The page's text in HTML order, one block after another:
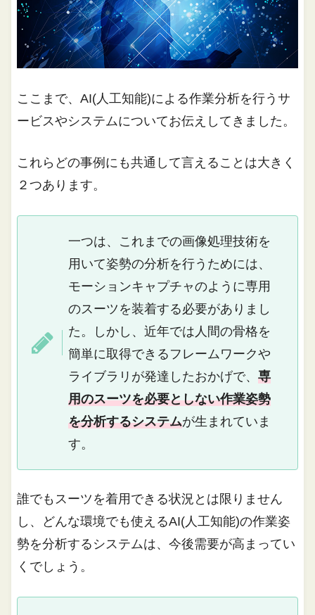
ここまで、AI(人工知能)による作業分析を行うサ
ービスやシステムについてお伝えしてきました。
これらどの事例にも共通して言えることは大きく
２つあります。
一つは、これまでの画像処理技術を
用いて姿勢の分析を行うためには、
モーションキャプチャのように専用
のスーツを装着する必要がありまし
た。しかし、近年では人間の骨格を
簡単に取得できるフレームワークや
ライブラリが発達したおかげで、専
用のスーツを必要としない作業姿勢
を分析するシステムが生まれていま
す。
誰でもスーツを着用できる状況とは限りません
し、どんな環境でも使えるAI(人工知能)の作業姿
勢を分析するシステムは、今後需要が高まってい
くでしょう。